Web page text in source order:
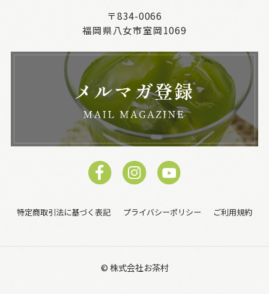
〒834-0066
福岡県八女市室岡1069
特定商取引法に基づく表記 プライバシーポリシー ご利用規約
© 株式会社お茶村